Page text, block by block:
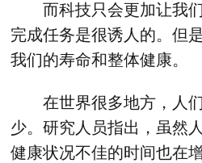
而科技只会更加让我
完成任务是很诱人的。但
我们的寿命和整体健康。
在世界很多地方，人
少。研究人员指出，虽然
健康状况不佳的时间也在增